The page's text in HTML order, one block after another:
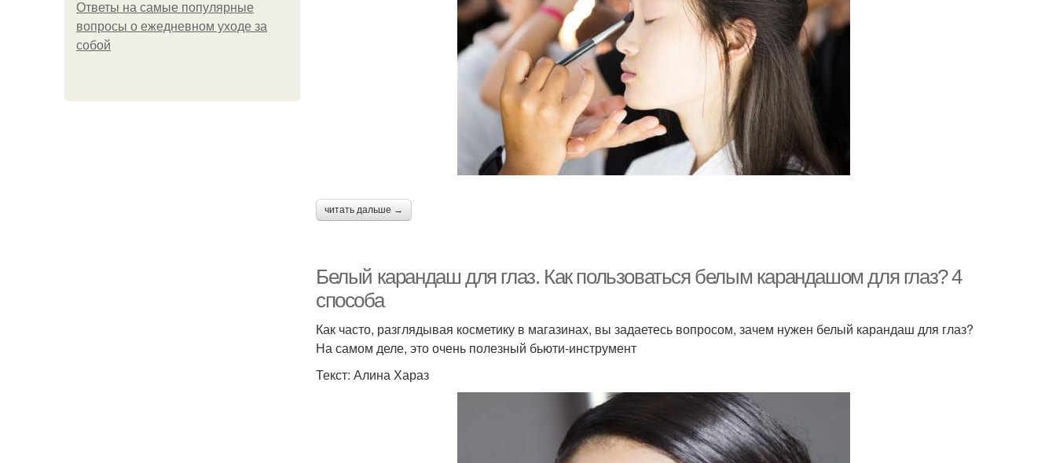
Ответы на самые популярные
вопросы о ежедневном уходе за
собой
читать дальше →
Белый карандаш для глаз. Как пользоваться белым карандашом для глаз? 4
способа
Как часто, разглядывая косметику в магазинах, вы задаетесь вопросом, зачем нужен белый карандаш для глаз?
На самом деле, это очень полезный бьюти-инструмент
Текст: Алина Хараз